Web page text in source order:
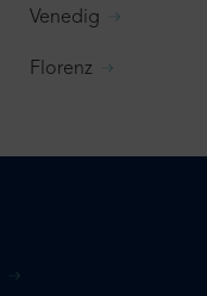
Venedig
Florenz